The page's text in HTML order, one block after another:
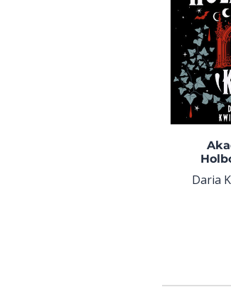
Daria